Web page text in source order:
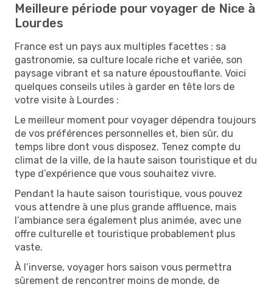
Meilleure période pour voyager de Nice à
Lourdes
France est un pays aux multiples facettes : sa
gastronomie, sa culture locale riche et variée, son
paysage vibrant et sa nature époustouflante. Voici
quelques conseils utiles à garder en tête lors de
votre visite à Lourdes :
Le meilleur moment pour voyager dépendra toujours
de vos préférences personnelles et, bien sûr, du
temps libre dont vous disposez. Tenez compte du
climat de la ville, de la haute saison touristique et du
type d’expérience que vous souhaitez vivre.
Pendant la haute saison touristique, vous pouvez
vous attendre à une plus grande affluence, mais
l’ambiance sera également plus animée, avec une
offre culturelle et touristique probablement plus
vaste.
À l’inverse, voyager hors saison vous permettra
sûrement de rencontrer moins de monde, de